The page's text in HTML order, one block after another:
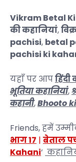
Vikram Betal
की कहानियां,
pachisi, betal
pachisi ki
यहाँ पर आपहिंदी
भूतिया कहानियां,
कहानी,Bhooto
Friends, हमें
भाग 17 | बेताल
Kahani‘